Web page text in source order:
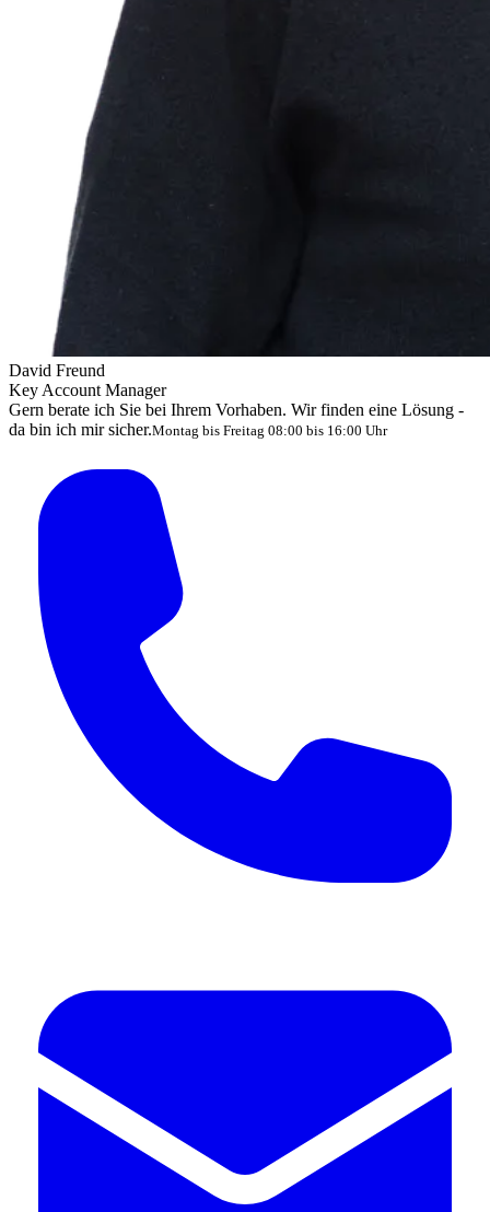
David Freund
Key Account Manager
Gern berate ich Sie bei Ihrem Vorhaben. Wir finden eine Lösung -
da bin ich mir sicher.Montag bis Freitag 08:00 bis 16:00 Uhr